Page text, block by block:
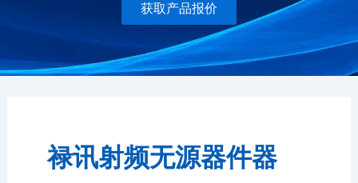
获取产品报价
禄讯射频无源器件器